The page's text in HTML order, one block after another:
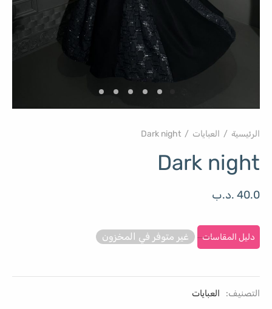
الرئيسية / العبايات /
Dark night
40.0 .د.ب
دليل المقاسات غير متوفر في المخزون
التصنيف: العبايات